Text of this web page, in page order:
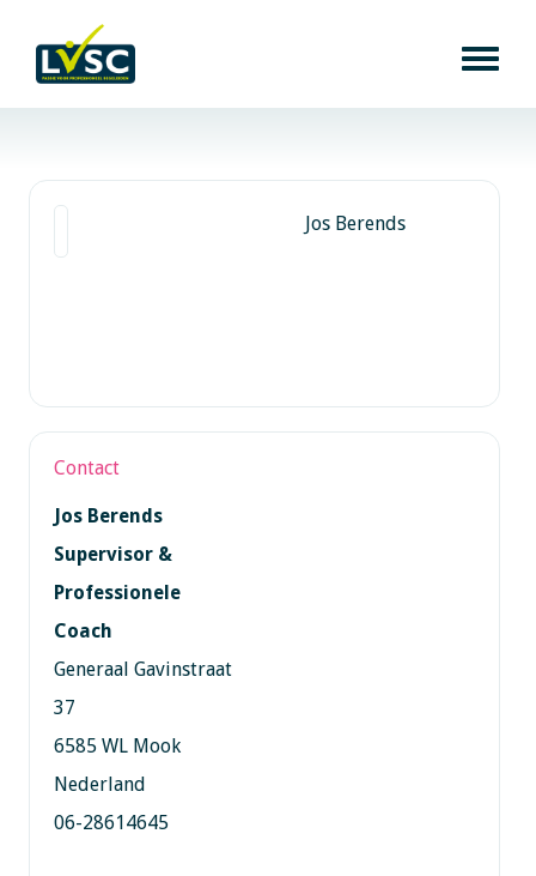
Jos Berends
Contact
Jos Berends
Supervisor &
Professionele
Coach
Generaal Gavinstraat
37
6585 WL Mook
Nederland
06-28614645